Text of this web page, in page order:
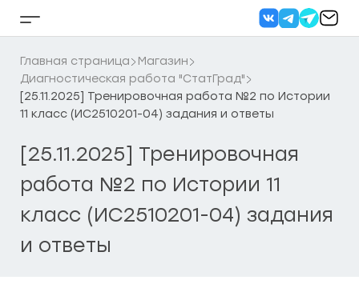
Кнопка
бокового
меню
Главная страница
Магазин
Диагностическая работа "СтатГрад"
[25.11.2025] Тренировочная работа №2 по Истории
11 класс (ИС2510201-04) задания и ответы
[25.11.2025] Тренировочная
работа №2 по Истории 11
класс (ИС2510201-04) задания
и ответы